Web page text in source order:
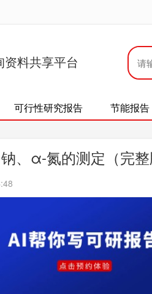
资料共享平台
可行性研究报告 节能报告
、α-氮的测定（完整